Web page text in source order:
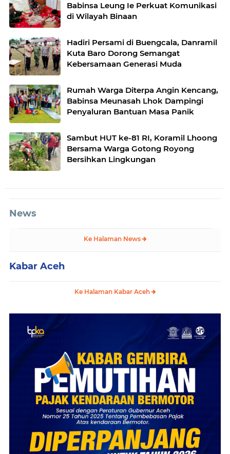
Babinsa Leung Ie Perkuat Komunikasi
di Wilayah Binaan
Hadiri Persami di Buengcala, Danramil
Kuta Baro Dorong Semangat
Kebersamaan Generasi Muda
Rumah Warga Diterpa Angin Kencang,
Babinsa Meunasah Lhok Dampingi
Penyaluran Bantuan Masa Panik
Sambut HUT ke-81 RI, Koramil Lhoong
Bersama Warga Gotong Royong
Bersihkan Lingkungan
News
Ke Halaman News
Kabar Aceh
Ke Halaman Kabar Aceh